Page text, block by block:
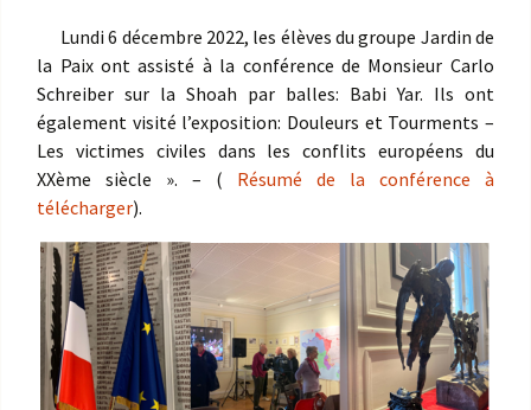
Lundi 6 décembre 2022, les élèves du groupe Jardin de
la Paix ont assisté à la conférence de Monsieur Carlo
Schreiber sur la Shoah par balles: Babi Yar. Ils ont
également visité l’exposition: Douleurs et Tourments –
Les victimes civiles dans les conflits européens du
XXème siècle ». – ( Résumé de la conférence à
télécharger).